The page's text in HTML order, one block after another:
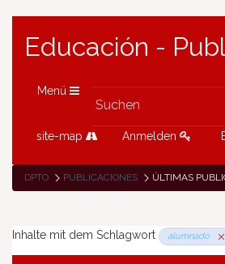
Educación -
Menü
site-map Anmelden
DPTO PUBLICACIONES ÚLTIMAS
Inhalte mit dem Schlagwort alumnado